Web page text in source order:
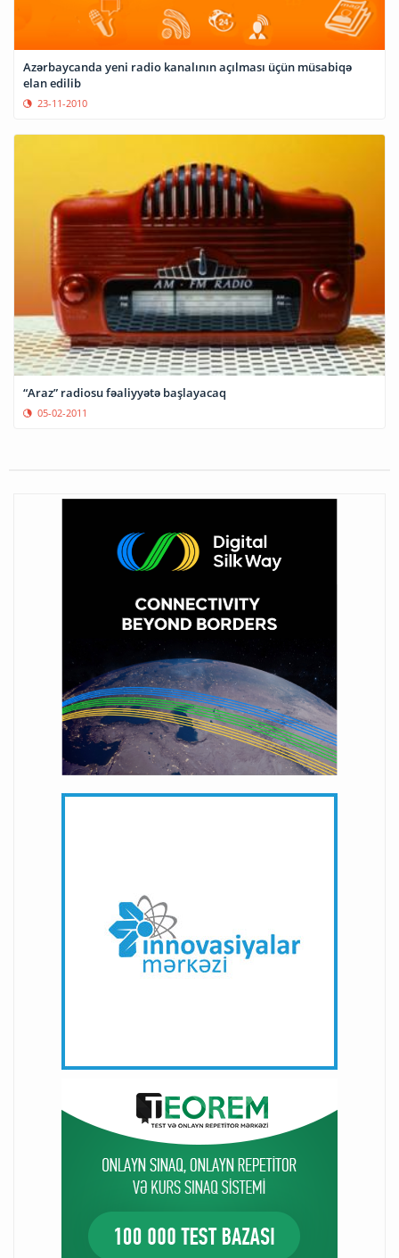
Azərbaycanda yeni radio kanalının açılması üçün müsabiqə
elan edilib
23-11-2010
“Araz” radiosu fəaliyyətə başlayacaq
05-02-2011